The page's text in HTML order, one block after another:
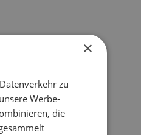
×
zu
Werbe-
die